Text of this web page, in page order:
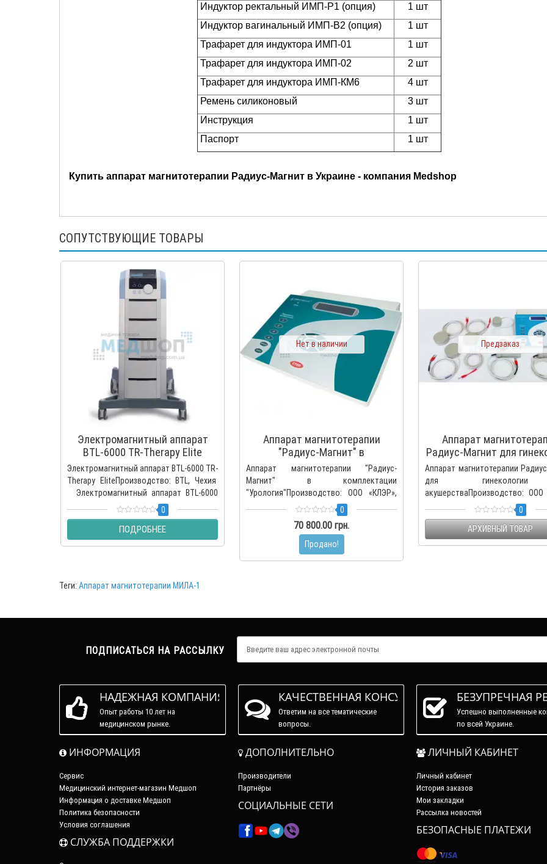
Индуктор ректальный ИМП-Р1 (опция)
1 шт
Индуктор вагинальный ИМП-В2 (опция)
1 шт
Трафарет для индуктора ИМП-01
1 шт
Трафарет для индуктора ИМП-02
2 шт
Трафарет для индуктора ИМП-КМ6
4 шт
Ремень силиконовый
3 шт
Инструкция
1 шт
Паспорт
1 шт
Купить аппарат магнитотерапии Радиус-Магнит в Украине - компания Medshop
СОПУТСТВУЮЩИЕ ТОВАРЫ
Электромагнитный аппарат
BTL-6000 TR-Therapy Elite
Электромагнитный аппарат BTL-6000 TR-
Therapy EliteПроизводство: BTL, Чехия
Электромагнитный аппарат BTL-6000
0
ПОДРОБНЕЕ
Нет в наличии
Аппарат магнитотерапии
"Радиус-Магнит" в
комплектации "Урология"
Аппарат магнитотерапии "Радиус-
Магнит" в комплектации
"Урология"Производство: ООО «КЛЭР»,
Беларусь Аппарат магн..0
70 800.00 грн.
Продано!
Предзаказ
Аппарат
Радиус-Магнит для
и акушерства
Аппарат магнитотерапии
для
акушерстваПроизводство: ООО
Беларусь Аппарат маг..
0
АРХИВНЫЙ ТОВАР
Теги: Аппарат магнитотерапии МИЛА-1
ПОДПИСАТЬСЯ НА РАССЫЛКУ
НАДЕЖНАЯ КОМПАНИЯ
Опыт работы 10 лет на
медицинском рынке.
КАЧЕСТВЕННАЯ КОНСУЛЬТАЦИЯ
Ответим на все тематические
вопросы.
БЕЗУПРЕЧНАЯ
Успешно выполненные
по всей Украине.
ИНФОРМАЦИЯ
Сервис
Медицинский интернет-магазин Медшоп
Информация о доставке Медшоп
Политика безопасности
Условия соглашения
СЛУЖБА ПОДДЕРЖКИ
ДОПОЛНИТЕЛЬНО
Производители
Партнёры
СОЦИАЛЬНЫЕ СЕТИ
ЛИЧНЫЙ КАБИНЕТ
Личный кабинет
История заказов
Мои закладки
Рассылка новостей
БЕЗОПАСНЫЕ ПЛАТЕЖИ